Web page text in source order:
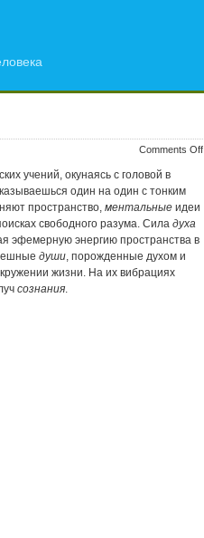
Comments Off
учений, окунаясь с головой в
один на один с тонким
пространство, ментальные идеи
свободного разума. Сила духа
эфемерную энергию пространства в
души, порожденные духом и
жизни. На их вибрациях
сознания.